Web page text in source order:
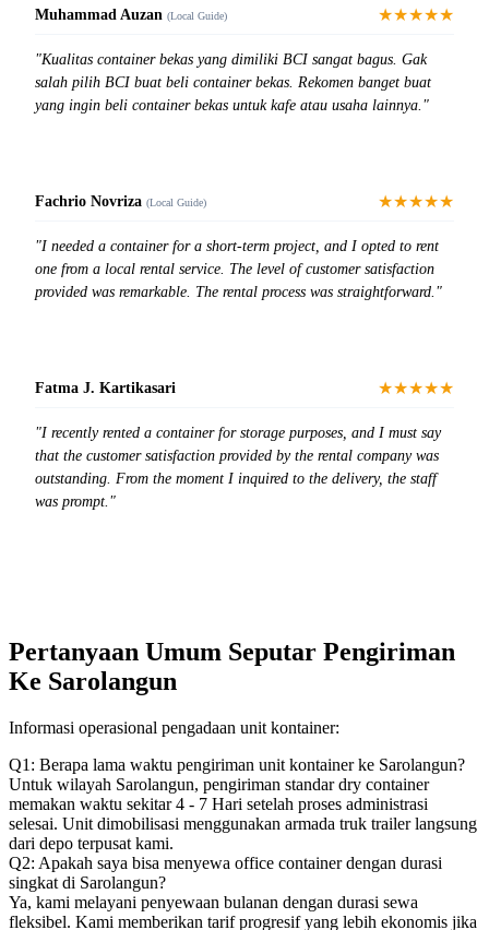
Muhammad Auzan (Local Guide) ★★★★★
"Kualitas container bekas yang dimiliki BCI sangat bagus. Gak
salah pilih BCI buat beli container bekas. Rekomen banget buat
yang ingin beli container bekas untuk kafe atau usaha lainnya."
Fachrio Novriza (Local Guide) ★★★★★
"I needed a container for a short-term project, and I opted to rent
one from a local rental service. The level of customer satisfaction
provided was remarkable. The rental process was straightforward."
Fatma J. Kartikasari ★★★★★
"I recently rented a container for storage purposes, and I must say
that the customer satisfaction provided by the rental company was
outstanding. From the moment I inquired to the delivery, the staff
was prompt."
Pertanyaan Umum Seputar Pengiriman
Ke Sarolangun
Informasi operasional pengadaan unit kontainer:
Q1: Berapa lama waktu pengiriman unit kontainer ke Sarolangun?
Untuk wilayah Sarolangun, pengiriman standar dry container
memakan waktu sekitar 4 - 7 Hari setelah proses administrasi
selesai. Unit dimobilisasi menggunakan armada truk trailer langsung
dari depo terpusat kami.
Q2: Apakah saya bisa menyewa office container dengan durasi
singkat di Sarolangun?
Ya, kami melayani penyewaan bulanan dengan durasi sewa
fleksibel. Kami memberikan tarif progresif yang lebih ekonomis jika